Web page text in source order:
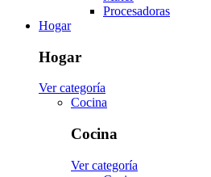
Procesadoras
Hogar
Hogar
Ver categoría
Cocina
Cocina
Ver categoría